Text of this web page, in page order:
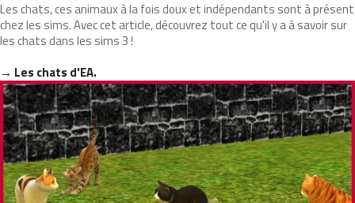
Les chats, ces animaux à la fois doux et indépendants sont à présent
chez les sims. Avec cet article, découvrez tout ce qu'il y a à savoir sur
les chats dans les sims 3 !
→ Les chats d'EA.